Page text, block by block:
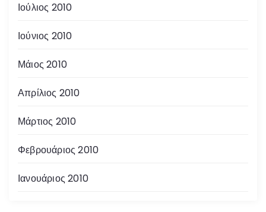
Ιούλιος 2010
Ιούνιος 2010
Μάιος 2010
Απρίλιος 2010
Μάρτιος 2010
Φεβρουάριος 2010
Ιανουάριος 2010